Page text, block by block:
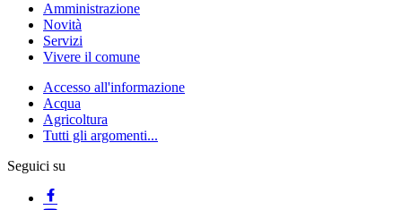
Amministrazione
Novità
Servizi
Vivere il comune
Accesso all'informazione
Acqua
Agricoltura
Tutti gli argomenti...
Seguici su